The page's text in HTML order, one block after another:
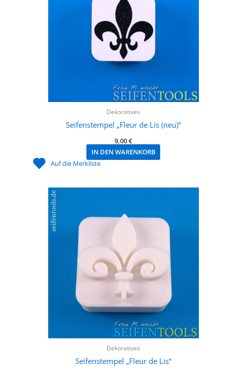
Dekoratives
Seifenstempel „Fleur de Lis (neu)“
9,00€
IN DEN WARENKORB
Auf die Merkliste
Dekoratives
Seifenstempel „Fleur de Lis“